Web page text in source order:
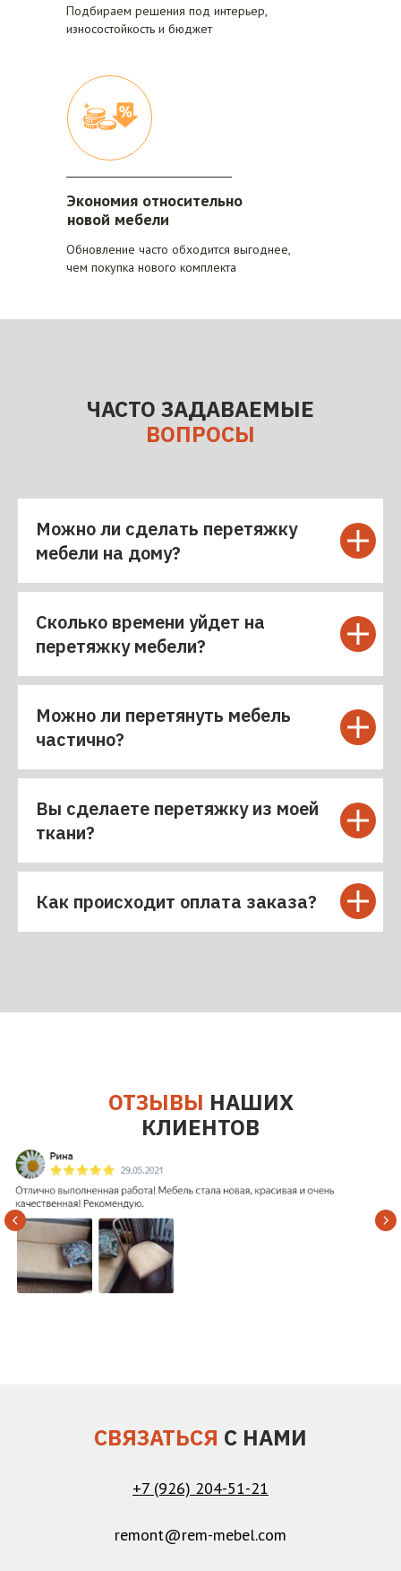
Подбираем решения под интерьер,
износостойкость и бюджет
Экономия относительно
новой мебели
Обновление часто обходится выгоднее,
чем покупка нового комплекта
ЧАСТО ЗАДАВАЕМЫЕ
ВОПРОСЫ
Можно ли сделать перетяжку
мебели на дому?
Сколько времени уйдет на
перетяжку мебели?
Можно ли перетянуть мебель
частично?
Вы сделаете перетяжку из моей
ткани?
Как происходит оплата заказа?
ОТЗЫВЫ НАШИХ
КЛИЕНТОВ
СВЯЗАТЬСЯ С НАМИ
+7 (926) 204-51-21
remont@rem-mebel.com